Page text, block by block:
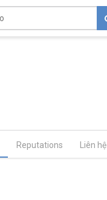
Reputations Liên hệ